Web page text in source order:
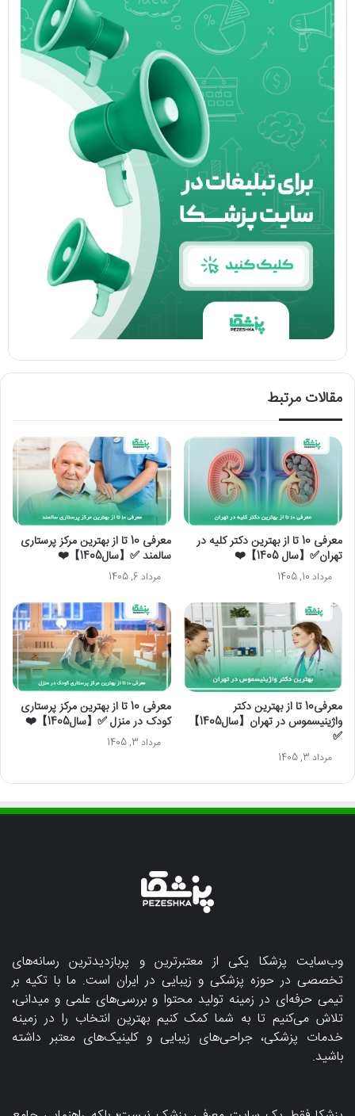
مقالات مرتبط
معرفی 10 تا از بهترین دکتر کلیه در
تهران✅【سال 1405】❤️
مرداد 10, 1405
معرفی 10 تا از بهترین مرکز پرستاری
سالمند ✅【سال1405】❤️
مرداد 6, 1405
معرفی10 تا از بهترین دکتر
واژینیسموس در تهران【سال1405】
✅
مرداد 3, 1405
معرفی 10 تا از بهترین مرکز پرستاری
کودک در منزل ✅【سال1405】❤️
مرداد 3, 1405
وب‌سایت پزشکا یکی از معتبرترین و پربازدیدترین رسانه‌های
تخصصی در حوزه پزشکی و زیبایی در ایران است. ما با تکیه بر
تیمی حرفه‌ای در زمینه تولید محتوا و بررسی‌های علمی و میدانی،
تلاش می‌کنیم تا به شما کمک کنیم بهترین انتخاب را در زمینه
خدمات پزشکی، جراحی‌های زیبایی و کلینیک‌های معتبر داشته
باشید.